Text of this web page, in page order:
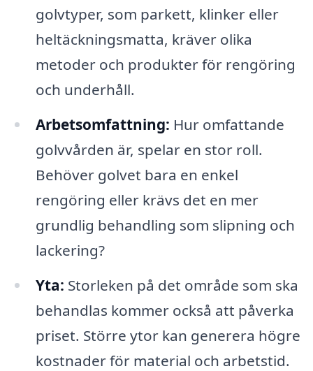
golvtyper, som parkett, klinker eller
heltäckningsmatta, kräver olika
metoder och produkter för rengöring
och underhåll.
Arbetsomfattning: Hur omfattande
golvvården är, spelar en stor roll.
Behöver golvet bara en enkel
rengöring eller krävs det en mer
grundlig behandling som slipning och
lackering?
Yta: Storleken på det område som ska
behandlas kommer också att påverka
priset. Större ytor kan generera högre
kostnader för material och arbetstid.